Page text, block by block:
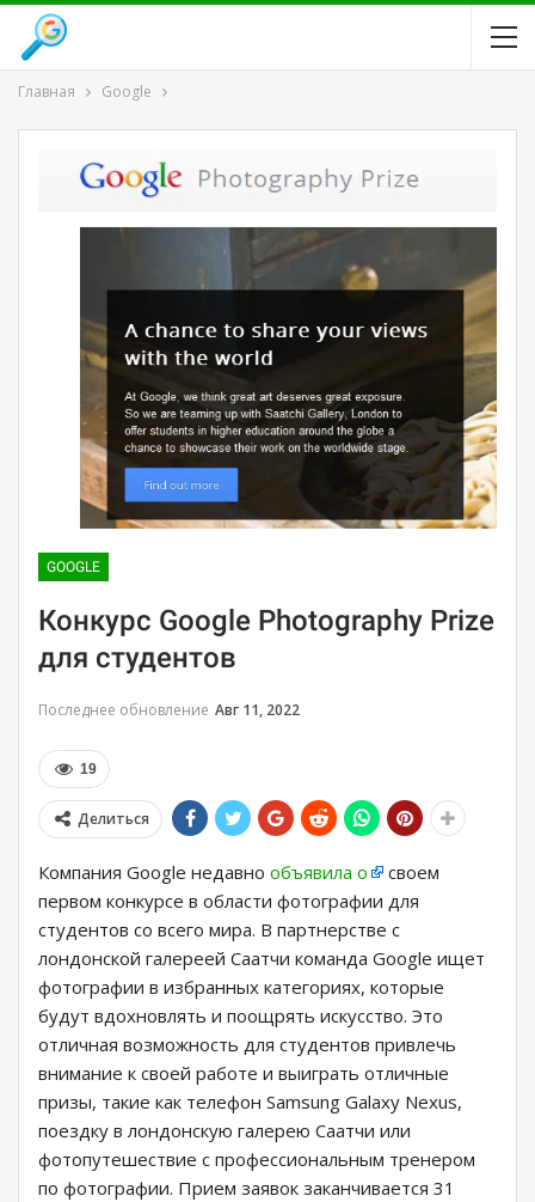
Главная Google
GOOGLE
Конкурс Google Photography Prize
для студентов
Последнее обновление Авг 11, 2022
19
Делиться
Компания Google недавно объявила о
своем
первом конкурсе в области фотографии для
студентов со всего мира. В партнерстве с
лондонской галереей Саатчи команда Google ищет
фотографии в избранных категориях, которые
будут вдохновлять и поощрять искусство. Это
отличная возможность для студентов привлечь
внимание к своей работе и выиграть отличные
призы, такие как телефон Samsung Galaxy Nexus,
поездку в лондонскую галерею Саатчи или
фотопутешествие с профессиональным тренером
по фотографии. Прием заявок заканчивается 31